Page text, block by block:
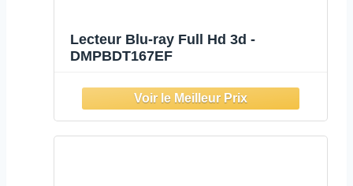
Lecteur Blu-ray Full Hd 3d -
DMPBDT167EF